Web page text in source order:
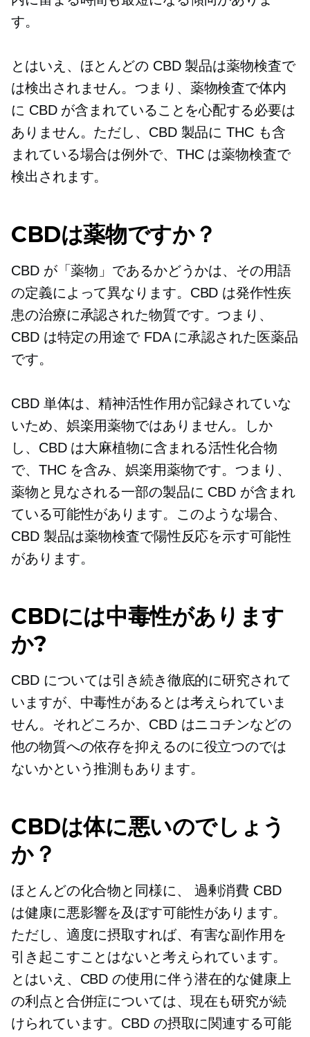
す。
とはいえ、ほとんどの CBD 製品は薬物検査で
は検出されません。つまり、薬物検査で体内
に CBD が含まれていることを心配する必要は
ありません。ただし、CBD 製品に THC も含
まれている場合は例外で、THC は薬物検査で
検出されます。
CBDは薬物ですか？
CBD が「薬物」であるかどうかは、その用語
の定義によって異なります。CBD は発作性疾
患の治療に承認された物質です。つまり、
CBD は特定の用途で FDA に承認された医薬品
です。
CBD 単体は、精神活性作用が記録されていな
いため、娯楽用薬物ではありません。しか
し、CBD は大麻植物に含まれる活性化合物
で、THC を含み、娯楽用薬物です。つまり、
薬物と見なされる一部の製品に CBD が含まれ
ている可能性があります。このような場合、
CBD 製品は薬物検査で陽性反応を示す可能性
があります。
CBDには中毒性があります
か?
CBD については引き続き徹底的に研究されて
いますが、中毒性があるとは考えられていま
せん。それどころか、CBD はニコチンなどの
他の物質への依存を抑えるのに役立つのでは
ないかという推測もあります。
CBDは体に悪いのでしょう
か？
ほとんどの化合物と同様に、 過剰消費 CBD
は健康に悪影響を及ぼす可能性があります。
ただし、適度に摂取すれば、有害な副作用を
引き起こすことはないと考えられています。
とはいえ、CBD の使用に伴う潜在的な健康上
の利点と合併症については、現在も研究が続
けられています。CBD の摂取に関連する可能